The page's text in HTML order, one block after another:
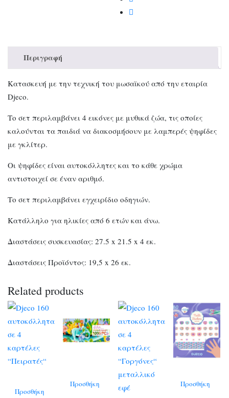
Περιγραφή
Κατασκευή με την τεχνική του μωσαϊκού από την εταιρία
Djeco.
Το σετ περιλαμβάνει 4 εικόνες με μυθικά ζώα, τις οποίες
καλούνται τα παιδιά να διακοσμήσουν με λαμπερές ψηφίδες
με γκλίτερ.
Οι ψηφίδες είναι αυτοκόλλητες και το κάθε χρώμα
αντιστοιχεί σε έναν αριθμό.
Το σετ περιλαμβάνει εγχειρίδιο οδηγιών.
Κατάλληλο για ηλικίες από 6 ετών και άνω.
Διαστάσεις συσκευασίας: 27.5 x 21.5 x 4 εκ.
Διαστάσεις Προϊόντος: 19,5 x 26 εκ.
Related products
Προσθήκη
Προσθήκη Προσθήκη